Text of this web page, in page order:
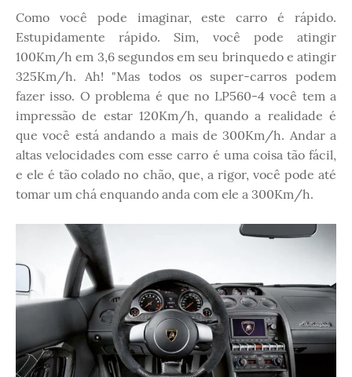
Como você pode imaginar, este carro é rápido.
Estupidamente rápido. Sim, você pode atingir
100Km/h em 3,6 segundos em seu brinquedo e atingir
325Km/h. Ah! "Mas todos os super-carros podem
fazer isso. O problema é que no LP560-4 você tem a
impressão de estar 120Km/h, quando a realidade é
que você está andando a mais de 300Km/h. Andar a
altas velocidades com esse carro é uma coisa tão fácil,
e ele é tão colado no chão, que, a rigor, você pode até
tomar um chá enquando anda com ele a 300Km/h.